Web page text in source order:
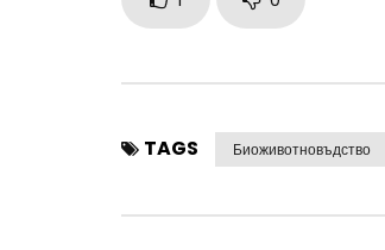
TAGS Биоживотновъдство